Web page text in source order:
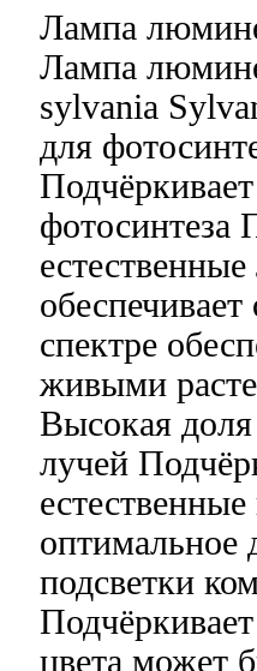
Лампа
Лампа
sylvania
для
Подчёркивает
фотосинтеза
естественные
спектре
живыми
Высокая доля
лучей
оптимальное
подсветки
цвета может